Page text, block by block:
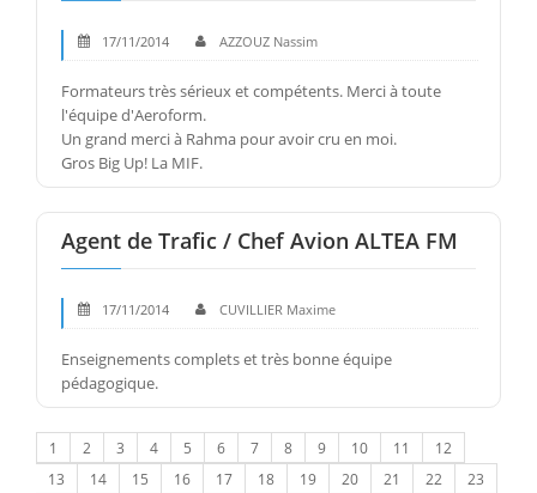
17/11/2014 AZZOUZ Nassim
Formateurs très sérieux et compétents. Merci à toute
l'équipe d'Aeroform.
Un grand merci à Rahma pour avoir cru en moi.
Gros Big Up! La MIF.
Agent de Trafic / Chef Avion ALTEA FM
17/11/2014 CUVILLIER Maxime
Enseignements complets et très bonne équipe
pédagogique.
1 2 3 4 5 6 7 8 9 10 11
12
13
14 15 16 17 18 19 20 21 22
23